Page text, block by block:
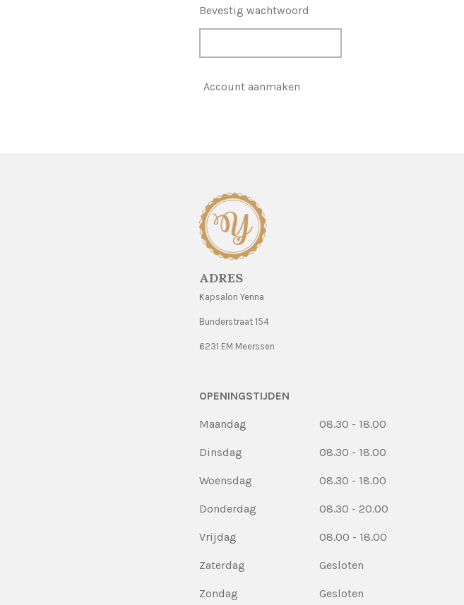
Bevestig wachtwoord
Account aanmaken
ADRES
Kapsalon Yenna
Bunderstraat 154
6231 EM Meerssen
OPENINGSTIJDEN
Maandag 08.30 - 18.00
Dinsdag 08.30 - 18.00
Woensdag 08.30 - 18.00
Donderdag 08.30 - 20.00
Vrijdag 08.00 - 18.00
Zaterdag Gesloten
Zondag Gesloten